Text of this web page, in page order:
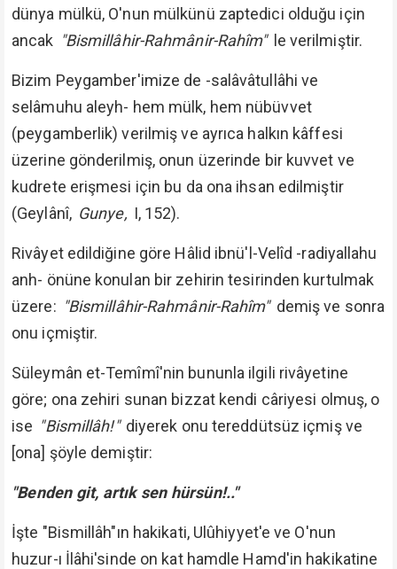
dünya mülkü, O'nun mülkünü zaptedici olduğu için
ancak "Bismillâhir-Rahmânir-Rahîm" le verilmiştir.
Bizim Peygamber'imize de -salâvâtullâhi ve
selâmuhu aleyh- hem mülk, hem nübüvvet
(peygamberlik) verilmiş ve ayrıca halkın kâffesi
üzerine gönderilmiş, onun üzerinde bir kuvvet ve
kudrete erişmesi için bu da ona ihsan edilmiştir
(Geylânî, Gunye, I, 152).
Rivâyet edildiğine göre Hâlid ibnü'l-Velîd -radiyallahu
anh- önüne konulan bir zehirin tesirinden kurtulmak
üzere: "Bismillâhir-Rahmânir-Rahîm" demiş ve sonra
onu içmiştir.
Süleymân et-Temîmî'nin bununla ilgili rivâyetine
göre; ona zehiri sunan bizzat kendi câriyesi olmuş, o
ise "Bismillâh!" diyerek onu tereddütsüz içmiş ve
[ona] şöyle demiştir:
"Benden git, artık sen hürsün!.."
İşte "Bismillâh"ın hakikati, Ulûhiyyet'e ve O'nun
huzur-ı İlâhi'sinde on kat hamdle Hamd'in hakikatine